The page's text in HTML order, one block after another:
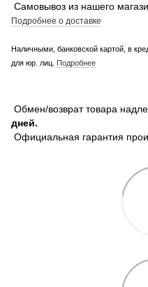
Самовывоз из нашего
Подробнее о доставке
Наличными, банковской картой, в
для юр. лиц. Подробнее
Обмен/возврат товара
дней.
Официальная гарантия